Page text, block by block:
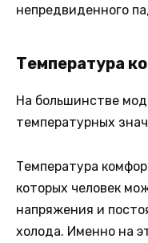
непредвиденного
Температура
На большинстве
температурных
Температура
которых человек
напряжения и
холода. Именно на